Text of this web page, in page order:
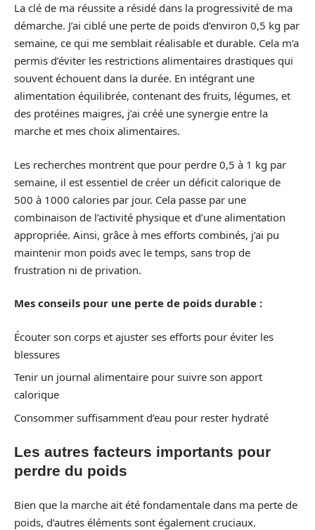
La clé de ma réussite a résidé dans la progressivité de ma
démarche. J’ai ciblé une perte de poids d’environ 0,5 kg par
semaine, ce qui me semblait réalisable et durable. Cela m’a
permis d’éviter les restrictions alimentaires drastiques qui
souvent échouent dans la durée. En intégrant une
alimentation équilibrée, contenant des fruits, légumes, et
des protéines maigres, j’ai créé une synergie entre la
marche et mes choix alimentaires.
Les recherches montrent que pour perdre 0,5 à 1 kg par
semaine, il est essentiel de créer un déficit calorique de
500 à 1000 calories par jour. Cela passe par une
combinaison de l’activité physique et d’une alimentation
appropriée. Ainsi, grâce à mes efforts combinés, j’ai pu
maintenir mon poids avec le temps, sans trop de
frustration ni de privation.
Mes conseils pour une perte de poids durable :
Écouter son corps et ajuster ses efforts pour éviter les
blessures
Tenir un journal alimentaire pour suivre son apport
calorique
Consommer suffisamment d’eau pour rester hydraté
Les autres facteurs importants pour
perdre du poids
Bien que la marche ait été fondamentale dans ma perte de
poids, d’autres éléments sont également cruciaux.